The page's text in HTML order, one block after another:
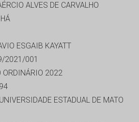
ALVES DE CARVALHO
ESGAIB KAYATT
2021/001
ORDINÁRIO 2022
ESTADUAL DE MATO